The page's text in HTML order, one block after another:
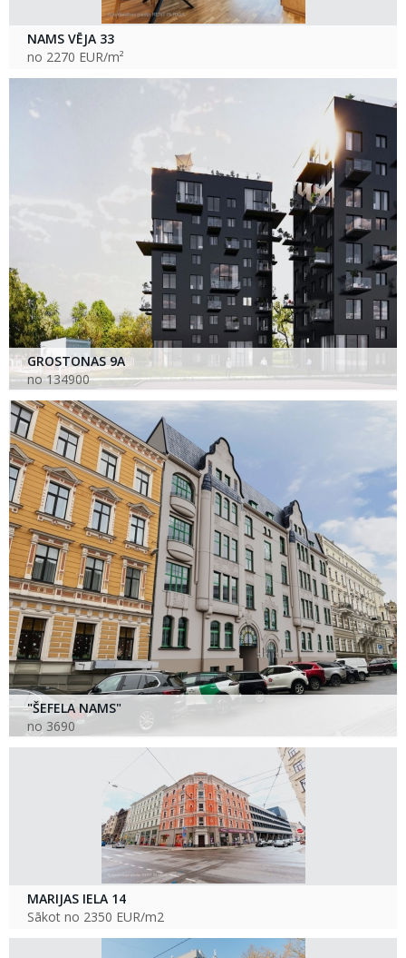
NAMS VĒJA 33
no 2270 EUR/m²
GROSTONAS 9A
no 134900
"ŠEFELA NAMS"
no 3690
MARIJAS IELA 14
Sākot no 2350 EUR/m2